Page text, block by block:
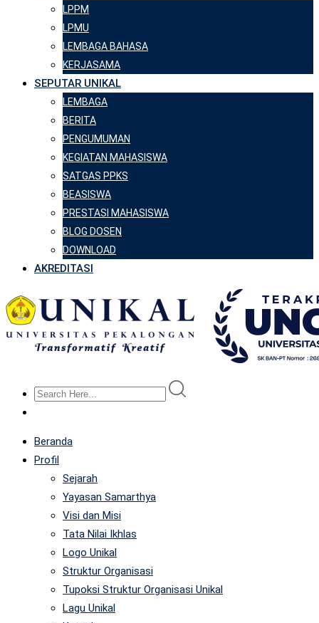
LPPM
LPMU
LEMBAGA BAHASA
KERJASAMA
SEPUTAR UNIKAL
LEMBAGA
BERITA
PENGUMUMAN
KEGIATAN MAHASISWA
SATGAS PPKS
BEASISWA
PRESTASI MAHASISWA
BLOG DOSEN
DOWNLOAD
AKREDITASI
Beranda
Profil
Sejarah
Yayasan Samarthya
Visi dan Misi
Tata Nilai Ikhlas
Logo Unikal
Struktur Organisasi
Tupoksi Struktur Organisasi Unikal
Lagu Unikal